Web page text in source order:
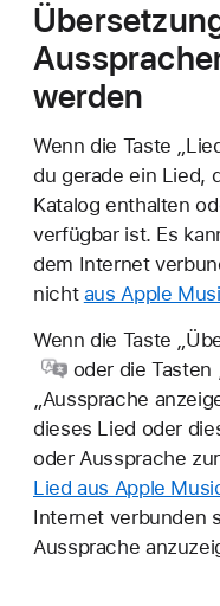
werden
Wenn die Taste
du gerade ein Lied,
Katalog enthalten
verfügbar ist. Es
dem Internet
nicht aus Apple
Wenndie Taste
oder die Tasten
„Aussprache
dieses Lied oder
oder Aussprache
Lied aus Apple
Internet verbunden
Aussprache